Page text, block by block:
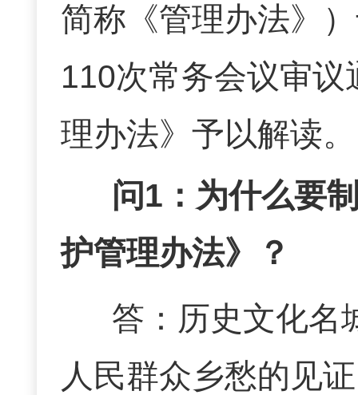
简称《管理办法》
110次常务会议审
理办法》 予以解读。
问1：为什么要
护管理办法》？
答： 历史文化名
人民群众乡愁的见